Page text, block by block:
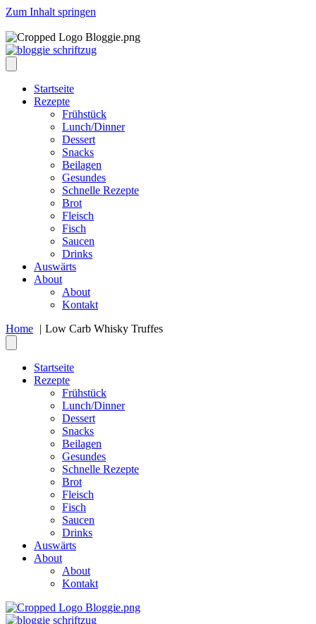
Zum Inhalt springen
Startseite
Rezepte
Frühstück
Lunch/Dinner
Dessert
Snacks
Beilagen
Gesundes
Schnelle Rezepte
Brot
Fleisch
Fisch
Saucen
Drinks
Auswärts
About
About
Kontakt
Home
Low Carb Whisky Truffes
Startseite
Rezepte
Frühstück
Lunch/Dinner
Dessert
Snacks
Beilagen
Gesundes
Schnelle Rezepte
Brot
Fleisch
Fisch
Saucen
Drinks
Auswärts
About
About
Kontakt